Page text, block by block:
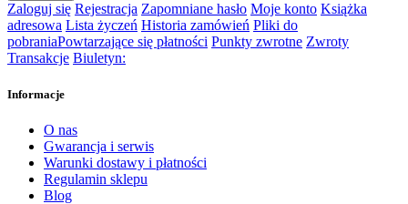
Zaloguj się Rejestracja Zapomniane hasło Moje konto Książka
adresowa Lista życzeń Historia zamówień Pliki do
pobraniaPowtarzające się płatności Punkty zwrotne Zwroty
Transakcje Biuletyn:
Informacje
O nas
Gwarancja i serwis
Warunki dostawy i płatności
Regulamin sklepu
Blog